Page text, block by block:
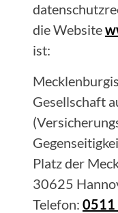
die Website
ist:
Gesellschaft
Platz der
30625
Telefon: 0511